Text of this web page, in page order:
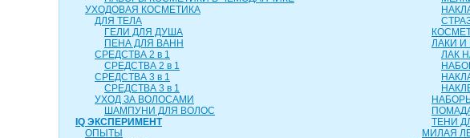
УХОДОВАЯ КОСМЕТИКА
ДЛЯ ТЕЛА
ГЕЛИ ДЛЯ ДУША
ПЕНА ДЛЯ ВАНН
СРЕДСТВА 2 в 1
СРЕДСТВА 2 в 1
СРЕДСТВА 3 в 1
СРЕДСТВА 3 в 1
УХОД ЗА ВОЛОСАМИ
ШАМПУНИ ДЛЯ ВОЛОС
IQ ЭКСПЕРИМЕНТ
ОПЫТЫ
ЛАКИ И
ЛАК
ТЕНИ
МИЛАЯ